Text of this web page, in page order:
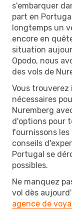
s'embarquer
part en
longtemps un
encore en
situation
Opodo, nous
des vols de
Vous
nécessaires
Nuremberg
d'options pour
fournissons
conseils
Portugal se
possibles.
Ne manquez
vol dès
agence de